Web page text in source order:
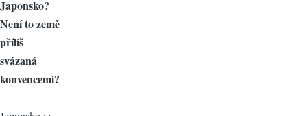
Japonsko?
Není to země
příliš
svázaná
konvencemi?